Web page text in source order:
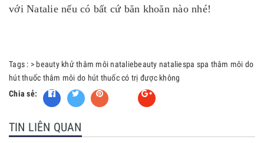
với Natalie nếu có bất cứ băn khoăn nào nhé!
Tags : > beauty khử thâm môi nataliebeauty nataliespa spa thâm môi do
hút thuốc thâm môi do hút thuốc có trị được không
Chia sẻ:
TIN LIÊN QUAN